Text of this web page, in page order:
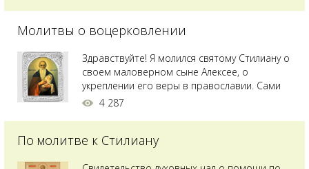
святого Владимира я увидела незнакомую
позже прочитав про него, узнала про
Преподобного...
Молитвы о воцерковлении
Здравствуйте! Я молился святому Стилиану о
своем маловерном сыне Алексее, о
укреплении его веры в православии. Сами
мы с супругой воцерковлены. Через год
вершину. Приложились к множеству святынь
4 287
По молитве к Стилиану